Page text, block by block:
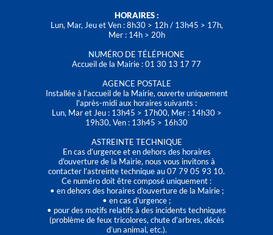
HORAIRES :
Lun, Mar, Jeu et Ven : 8h30 > 12h / 13h45 > 17h,
Mer : 14h > 20h
NUMÉRO DE TÉLÉPHONE
Accueil de la Mairie : 01 30 13 17 77
AGENCE POSTALE
Installée à l’accueil de la Mairie, ouverte uniquement
l'après-midi aux horaires suivants :
Lun, Mar et Jeu : 13h45 > 17h00, Mer : 14h30 >
19h30, Ven : 13h45 > 16h30
ASTREINTE TECHNIQUE
En cas d’urgence et en dehors des horaires
d'ouverture de la Mairie, nous vous invitons à
contacter l’astreinte technique au 07 79 05 93 10.
Ce numéro doit être composé uniquement :
• en dehors des horaires d’ouverture de la Mairie ;
• en cas d’urgence ;
• pour des motifs relatifs à des incidents techniques
(problème de feux tricolores, chute d’arbres, décès
d’un animal, etc.).